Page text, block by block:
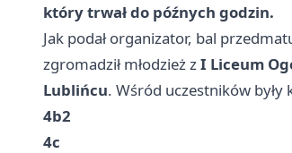
który trwał do późnych godzin.
Jak podał organizator, bal
zgromadził młodzież z I Liceum
Lublińcu. Wśród uczestników były
4b2
4c